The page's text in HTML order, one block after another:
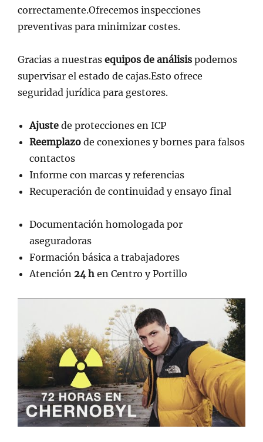
correctamente.Ofrecemos inspecciones
preventivas para minimizar costes.
Gracias a nuestras equipos de análisis podemos
supervisar el estado de cajas.Esto ofrece
seguridad jurídica para gestores.
Ajuste de protecciones en ICP
Reemplazo de conexiones y bornes para falsos
contactos
Informe con marcas y referencias
Recuperación de continuidad y ensayo final
Documentación homologada por
aseguradoras
Formación básica a trabajadores
Atención 24 h en Centro y Portillo